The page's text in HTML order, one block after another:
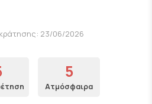
23/06/2026
5
Ατμόσφαιρα